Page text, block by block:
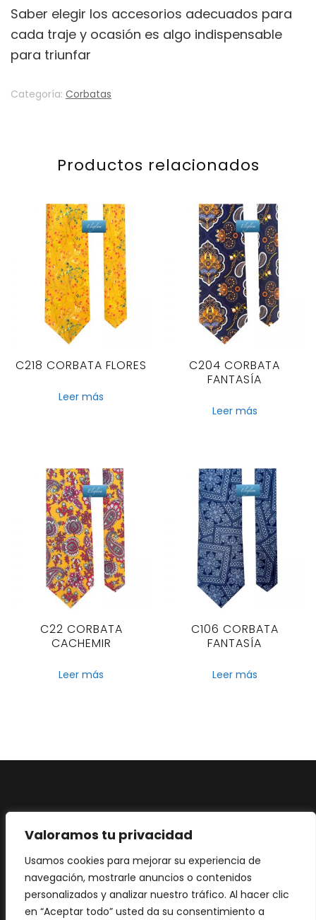
Valoramos tu privacidad
Usamos cookies para mejorar su experiencia de
navegación, mostrarle anuncios o contenidos
personalizados y analizar nuestro tráfico. Al hacer clic
en “Aceptar todo” usted da su consentimiento a
Saber elegir los accesorios adecuados para
cada traje y ocasión es algo indispensable
para triunfar
Categoría: Corbatas
Productos relacionados
C218 CORBATA FLORES
Leer más
C204 CORBATA
FANTASÍA
Leer más
C22 CORBATA
CACHEMIR
Leer más
C106 CORBATA
FANTASÍA
Leer más
Aviso legal·Política de privacidad